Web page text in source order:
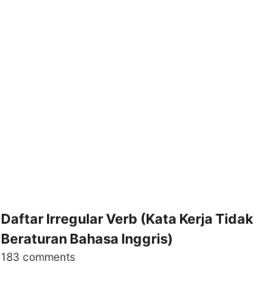
Daftar Irregular Verb (Kata Kerja Tidak
Beraturan Bahasa Inggris)
183 comments